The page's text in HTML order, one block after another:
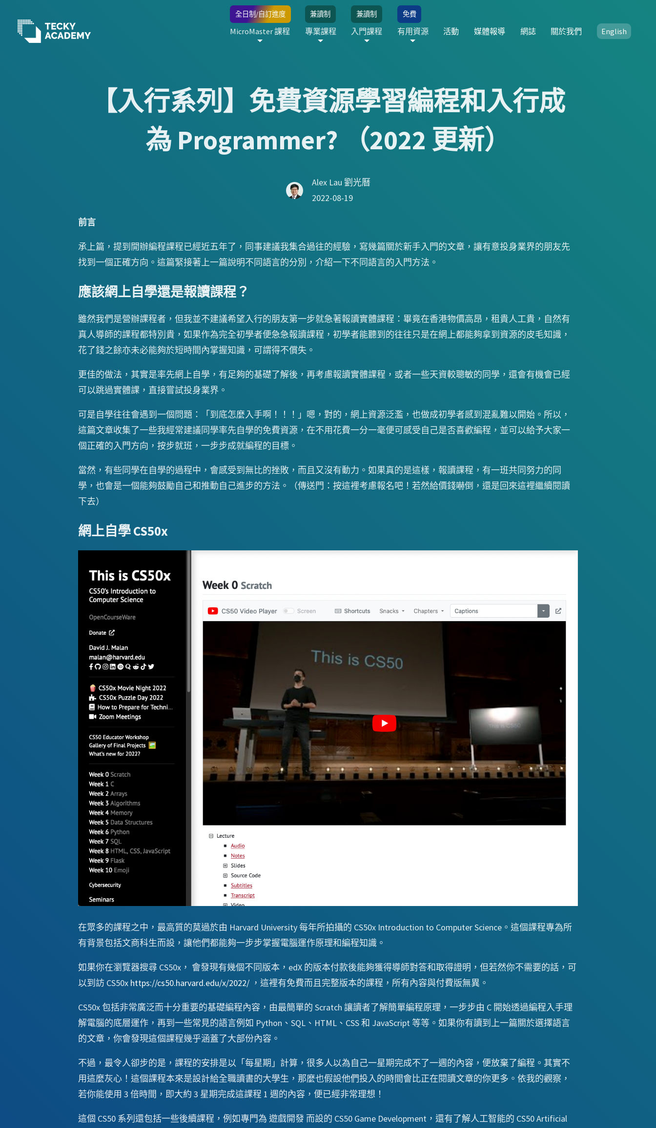
全日制/自訂進度
MicroMaster 課程
兼讀制
專業課程
兼讀制
入門課程
免費
有用資源 活動 媒體報導 網誌 關於我們 English
【入行系列】免費資源學習編程和入行成
為 Programmer? （2022 更新）
Alex Lau 劉光曆
2022-08-19
前言
承上篇，提到開辦編程課程已經近五年了，同事建議我集合過往的經驗，寫幾篇關於新手入門的文章，讓有意投身業界的朋友先
找到一個正確方向。這篇緊接著上一篇說明不同語言的分別，介紹一下不同語言的入門方法。
應該網上自學還是報讀課程？
雖然我們是營辦課程者，但我並不建議希望入行的朋友第一步就急著報讀實體課程：畢竟在香港物價高昂，租貴人工貴，自然有
真人導師的課程都特別貴，如果作為完全初學者便急急報讀課程，初學者能聽到的往往只是在網上都能夠拿到資源的皮毛知識，
花了錢之餘亦未必能夠於短時間內掌握知識，可謂得不償失。
更佳的做法，其實是率先網上自學，有足夠的基礎了解後，再考慮報讀實體課程，或者一些天資較聰敏的同學，還會有機會已經
可以跳過實體課，直接嘗試投身業界。
可是自學往往會遇到一個問題：「到底怎麼入手啊！！！」嗯，對的，網上資源泛濫，也做成初學者感到混亂難以開始。所以，
這篇文章收集了一些我經常建議同學率先自學的免費資源，在不用花費一分一毫便可感受自己是否喜歡編程，並可以給予大家一
個正確的入門方向，按步就班，一步步成就編程的目標。
當然，有些同學在自學的過程中，會感受到無比的挫敗，而且又沒有動力。如果真的是這樣，報讀課程，有一班共同努力的同
學，也會是一個能夠鼓勵自己和推動自己進步的方法。（傳送門：按這裡考慮報名吧！若然給價錢嚇倒，還是回來這裡繼續閱讀
下去）
網上自學 CS50x
在眾多的課程之中，最高質的莫過於由 Harvard University 每年所拍攝的 CS50x Introduction to Computer Science。這個課程專為所
有背景包括文商科生而設，讓他們都能夠一步步掌握電腦運作原理和編程知識。
如果你在瀏覽器搜尋 CS50x， 會發現有幾個不同版本，edX 的版本付款後能夠獲得導師對答和取得證明，但若然你不需要的話，可
以到訪 CS50x https://cs50.harvard.edu/x/2022/ ，這裡有免費而且完整版本的課程，所有內容與付費版無異。
CS50x 包括非常廣泛而十分重要的基礎編程內容，由最簡單的 Scratch 讓讀者了解簡單編程原理，一步步由 C 開始透過編程入手理
解電腦的底層運作，再到一些常見的語言例如 Python、SQL、HTML、CSS 和 JavaScript 等等。如果你有讀到上一篇關於選擇語言
的文章，你會發現這個課程幾乎涵蓋了大部份內容。
不過，最令人卻步的是，課程的安排是以「每星期」計算，很多人以為自己一星期完成不了一週的內容，便放棄了編程。其實不
用這麼灰心！這個課程本來是設計給全職讀書的大學生，那麼也假設他們投入的時間會比正在閱讀文章的你更多。依我的觀察，
若你能使用 3 倍時間，即大約 3 星期完成這課程 1 週的內容，便已經非常理想！
這個 CS50 系列還包括一些後續課程，例如專門為 遊戲開發 而設的 CS50 Game Development，還有了解人工智能的 CS50 Artificial